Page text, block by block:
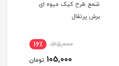
شمع طرح کیک میوه ای
برش پرتقال
125,000 16٪
105,000 تومان